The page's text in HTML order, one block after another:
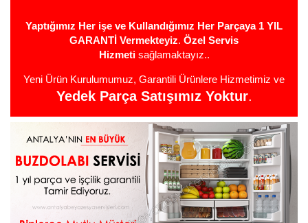
Yaptığımız Her işe ve Kullandığımız Her Parçaya 1 YIL
GARANTİ Vermekteyiz. Özel Servis
Hizmetisağlamaktayız..
Yeni Ürün Kurulumumuz, Garantili Ürünlere Hizmetimiz ve
Yedek Parça Satışımız Yoktur.